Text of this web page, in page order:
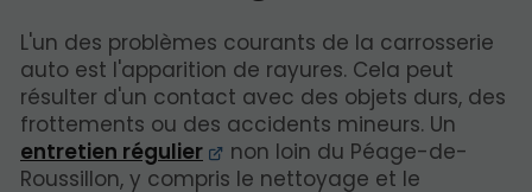
L'un des problèmes courants de la carrosserie
auto est l'apparition de rayures. Cela peut
résulter d'un contact avec des objets durs, des
frottements ou des accidents mineurs. Un
entretien régulier
non loin du Péage-de-
Roussillon, y compris le nettoyage et le